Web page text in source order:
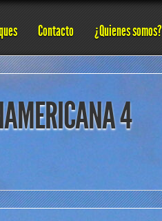
Contacto ¿Quienes somos?
4